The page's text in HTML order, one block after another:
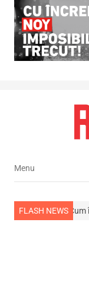
Menu
Menu
FLASH NEWS
Cum își pot lua